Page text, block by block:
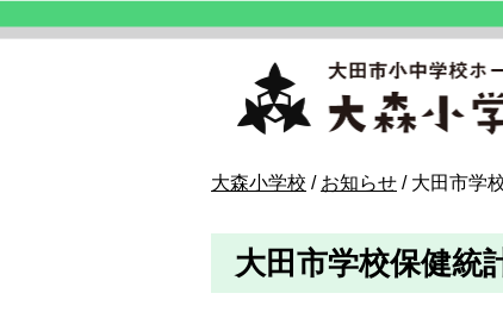
現
の
置：
大森小学校 / お知らせ / 大田市学
大田市学校保健統